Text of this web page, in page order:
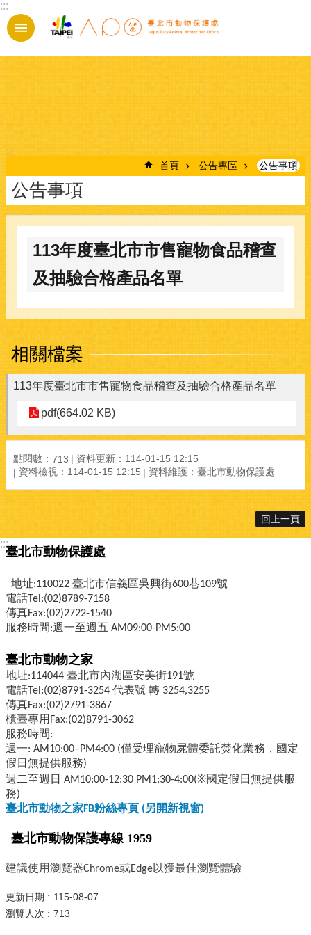
跳到主要內容區塊
:::
:::
首頁 公告專區 公告事項
公告事項
113年度臺北市市售寵物食品稽查
及抽驗合格產品名單
相關檔案
113年度臺北市市售寵物食品稽查及抽驗合格產品名單
pdf(664.02 KB)
點閱數： 713
資料更新：114-01-15 12:15
資料檢視：114-01-15 12:15
資料維護：臺北市動物保護處
回上一頁
:::
臺北市動物保護處
地址:110022 臺北市信義區吳興街600巷109號
電話Tel:(02)8789-7158
傳真Fax:(02)2722-1540
服務時間:週一至週五 AM09:00-PM5:00
臺北市動物之家
地址:114044 臺北市內湖區安美街191號
電話Tel:(02)8791-3254 代表號 轉 3254,3255
傳真Fax:(02)2791-3867
櫃臺專用Fax:(02)8791-3062
服務時間:
週一: AM10:00–PM4:00 (僅受理寵物屍體委託焚化業務，國定
假日無提供服務)
週二至週日 AM10:00-12:30 PM1:30-4:00(※國定假日無提供服
務)
臺北市動物之家FB粉絲專頁 (另開新視窗)
臺北市動物保護專線 1959
建議使用瀏覽器Chrome或Edge以獲最佳瀏覽體驗
更新日期
115-08-07
瀏覽人次
713